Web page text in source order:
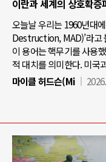
이란과 세계의 상호확
오늘날 우리는 1960년대
Destruction, MAD)’라고
이 용어는 핵무기를 사용
적 대치를 의미한다. 미국
마이클 허드슨(Mi